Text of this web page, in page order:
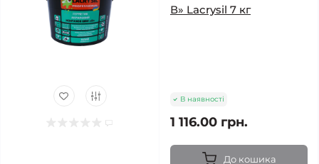
В» Lacrysil 7 кг
В наявності
1 116.00 грн.
До кошика